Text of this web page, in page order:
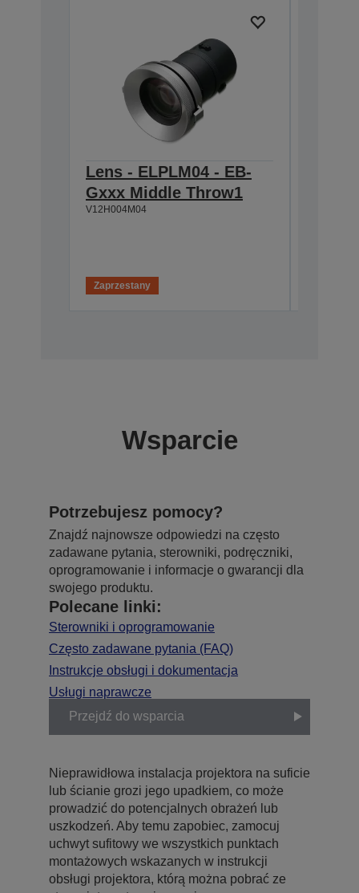
Lens - ELPLM04 - EB-
Gxxx Middle Throw1
V12H004M04
Zaprzestany
Wsparcie
Potrzebujesz pomocy?
Znajdź najnowsze odpowiedzi na często
zadawane pytania, sterowniki, podręczniki,
oprogramowanie i informacje o gwarancji dla
swojego produktu.
Polecane linki:
Sterowniki i oprogramowanie
Często zadawane pytania (FAQ)
Instrukcje obsługi i dokumentacja
Usługi naprawcze
Przejdź do wsparcia
Nieprawidłowa instalacja projektora na suficie
lub ścianie grozi jego upadkiem, co może
prowadzić do potencjalnych obrażeń lub
uszkodzeń. Aby temu zapobiec, zamocuj
uchwyt sufitowy we wszystkich punktach
montażowych wskazanych w instrukcji
obsługi projektora, którą można pobrać ze